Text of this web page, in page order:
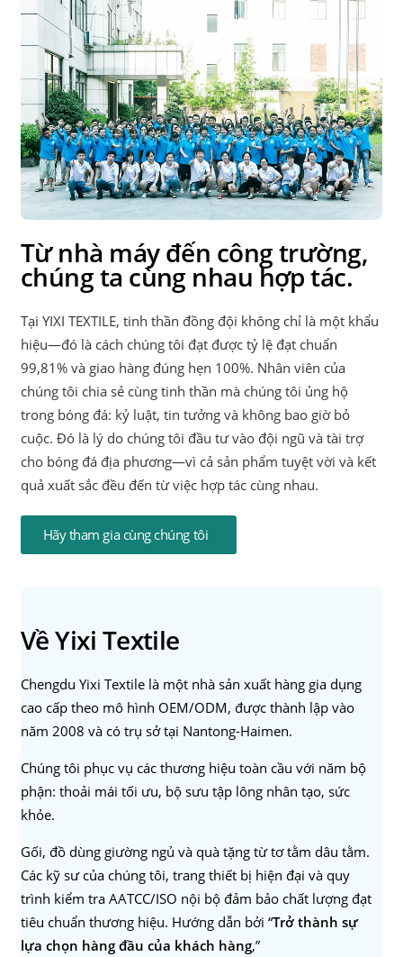
Từ nhà máy đến công trường,
chúng ta cùng nhau hợp tác.
Tại YIXI TEXTILE, tinh thần đồng đội không chỉ là một khẩu
hiệu—đó là cách chúng tôi đạt được tỷ lệ đạt chuẩn
99,81% và giao hàng đúng hẹn 100%. Nhân viên của
chúng tôi chia sẻ cùng tinh thần mà chúng tôi ủng hộ
trong bóng đá: kỷ luật, tin tưởng và không bao giờ bỏ
cuộc. Đó là lý do chúng tôi đầu tư vào đội ngũ và tài trợ
cho bóng đá địa phương—vì cả sản phẩm tuyệt vời và kết
quả xuất sắc đều đến từ việc hợp tác cùng nhau.
Hãy tham gia cùng chúng tôi
Về Yixi Textile
Chengdu Yixi Textile là một nhà sản xuất hàng gia dụng
cao cấp theo mô hình OEM/ODM, được thành lập vào
năm 2008 và có trụ sở tại Nantong-Haimen.
Chúng tôi phục vụ các thương hiệu toàn cầu với năm bộ
phận: thoải mái tối ưu, bộ sưu tập lông nhân tạo, sức
khỏe.
Gối, đồ dùng giường ngủ và quà tặng từ tơ tằm dâu tằm.
Các kỹ sư của chúng tôi, trang thiết bị hiện đại và quy
trình kiểm tra AATCC/ISO nội bộ đảm bảo chất lượng đạt
tiêu chuẩn thương hiệu. Hướng dẫn bởi “Trở thành sự
lựa chọn hàng đầu của khách hàng,”